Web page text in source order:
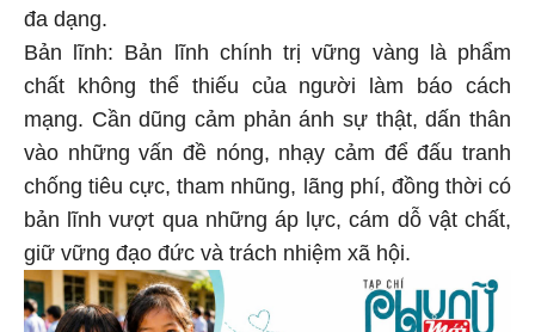
đa dạng.
Bản lĩnh: Bản lĩnh chính trị vững vàng là phẩm
chất không thể thiếu của người làm báo cách
mạng. Cần dũng cảm phản ánh sự thật, dấn thân
vào những vấn đề nóng, nhạy cảm để đấu tranh
chống tiêu cực, tham nhũng, lãng phí, đồng thời có
bản lĩnh vượt qua những áp lực, cám dỗ vật chất,
giữ vững đạo đức và trách nhiệm xã hội.